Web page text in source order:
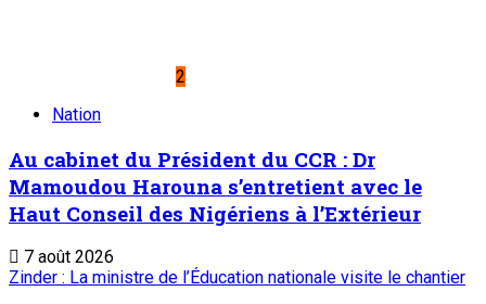
2
Nation
Au cabinet du Président du CCR : Dr
Mamoudou Harouna s’entretient avec le
Haut Conseil des Nigériens à l’Extérieur
7 août 2026
Zinder : La ministre de l’Éducation nationale visite le chantier